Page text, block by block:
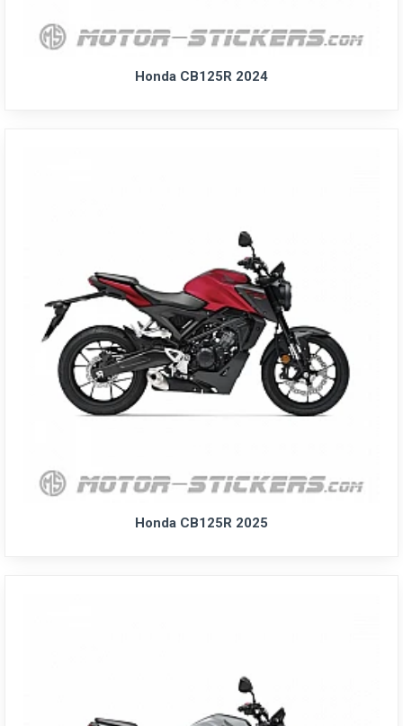
Honda CB125R 2024
Honda CB125R 2025